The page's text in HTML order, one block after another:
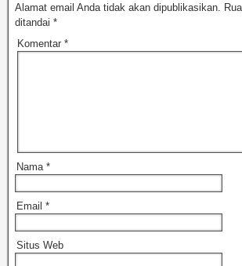
Alamat email Anda tidak akan dipublikasikan.
ditandai *
Komentar *
Nama *
Email *
Situs Web